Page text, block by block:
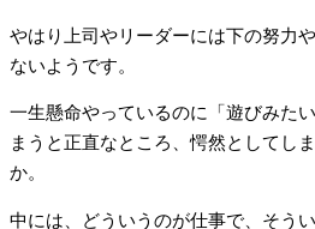
やはり上司やリーダーには下の努力
ないようです。
一生懸命やっているのに「遊びみた
まうと正直なところ、愕然としてし
か。
中には、どういうのが仕事で、そう